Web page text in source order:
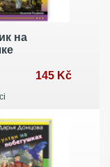
на
145 Kč